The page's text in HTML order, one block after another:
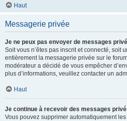
Haut
Messagerie privée
Je ne peux pas envoyer de messages
Soit vous n’êtes pas inscrit et connecté, soit
entièrement la messagerie privée sur le
modérateur a décidé de vous empêcher
plus d’informations, veuillez contacter un
Haut
Je continue à recevoir des messages
Vous pouvez supprimer automatiquement